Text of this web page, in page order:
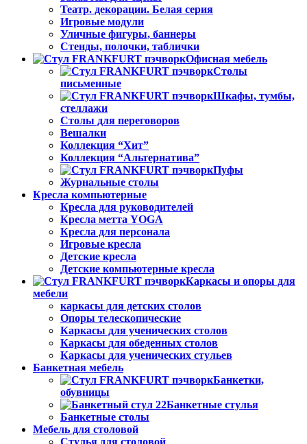
Театр. декорации. Белая серия
Игровые модули
Уличные фигуры, баннеры
Стенды, полочки, таблички
Офисная мебель
Столы
письменные
Шкафы, тумбы,
стеллажи
Столы для переговоров
Вешалки
Коллекция “Хит”
Коллекция “Альтернатива”
Пуфы
Журнальные столы
Кресла компьютерные
Кресла для руководителей
Кресла метта YOGA
Кресла для персонала
Игровые кресла
Детские кресла
Детские компьютерные кресла
Каркасы и опоры для
мебели
каркасы для детских столов
Опоры телескопические
Каркасы для ученических столов
Каркасы для обеденных столов
Каркасы для ученических стульев
Банкетная мебель
Банкетки,
обувницы
Банкетные стулья
Банкетные столы
Мебель для столовой
Стулья для столовой